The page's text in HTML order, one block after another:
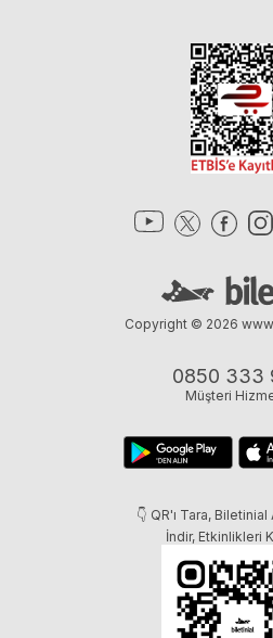
0850 333
Müşteri
👇 QR'ı Tara, Biletinial
İndir, Etkinlikleri
Copyright © 2026